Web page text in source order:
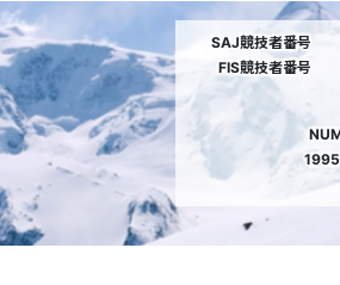
SAJ競技者番号
FIS競技者番号